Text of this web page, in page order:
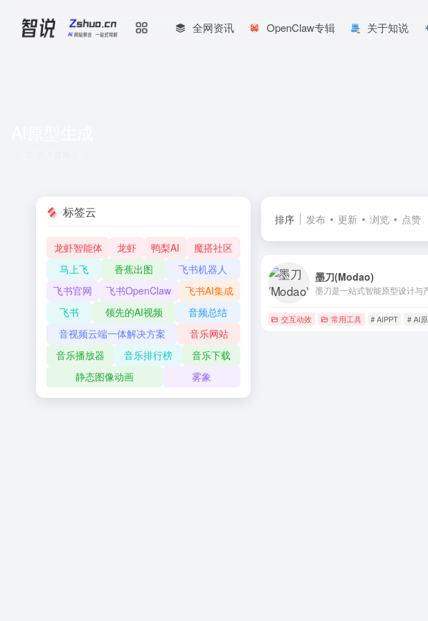
全网资讯 OpenClaw专辑 关于知说
排序 发布 更新 浏览 点赞
墨刀(Modao)
交互动效 常用工具 # AIPPT # AI
标签云
龙虾智能体 龙虾 鸭梨AI
魔搭社区
马上飞
香蕉出图
飞书机器人
飞书官网
飞书OpenClaw
飞书AI集成
飞书
领先的AI视频
音频总结
音视频云端一体解决方案
音乐网站
音乐播放器
音乐排行榜
音乐下载
静态图像动画
雾象